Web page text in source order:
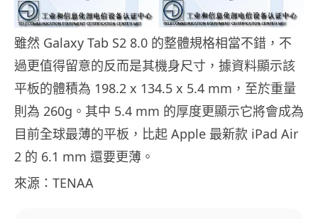
雖然 Galaxy Tab S2 8.0 的整體規格相當不錯，不
過更值得留意的反而是其機身尺寸，據資料顯示該
平板的體積為 198.2 x 134.5 x 5.4 mm，至於重量
則為 260g。其中 5.4 mm 的厚度更顯示它將會成為
目前全球最薄的平板，比起 Apple 最新款 iPad Air
2 的 6.1 mm 還要更薄。
來源：TENAA